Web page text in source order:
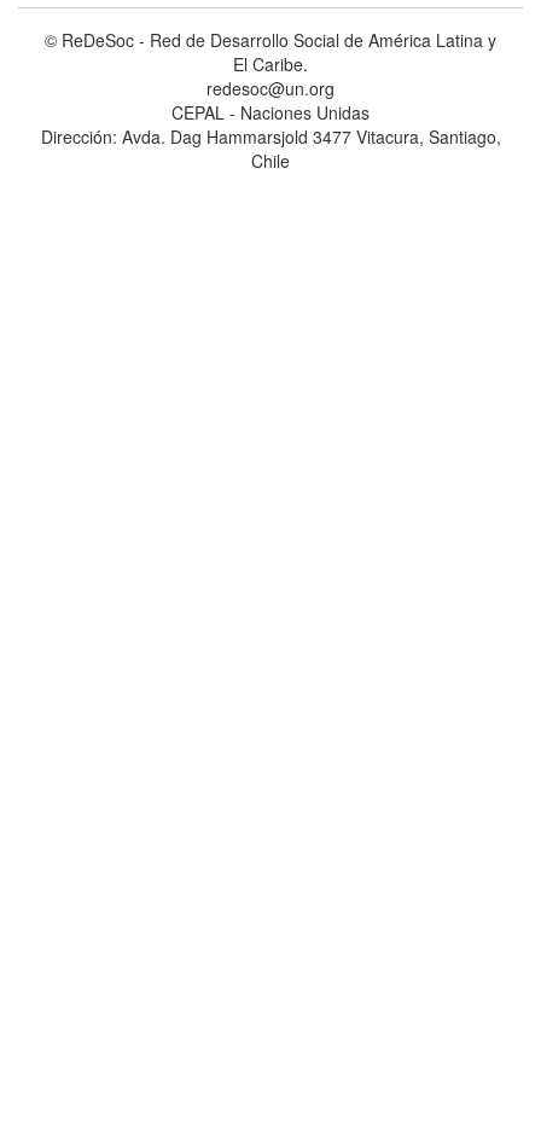
© ReDeSoc - Red de Desarrollo Social de América Latina y
El Caribe.
redesoc@un.org
CEPAL - Naciones Unidas
Dirección: Avda. Dag Hammarsjold 3477 Vitacura, Santiago,
Chile